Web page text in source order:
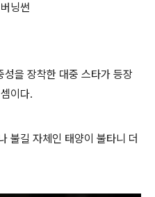
닝썬
을 장착한 대중 스타가 등장
이다.
불길 자체인 태양이 불타니 더